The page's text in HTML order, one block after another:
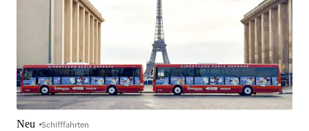
Neu Schifffahrten